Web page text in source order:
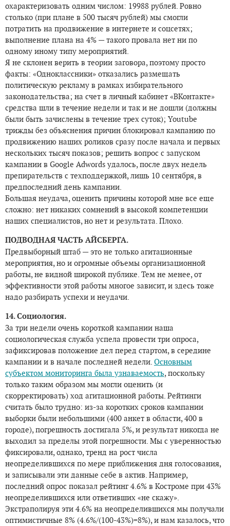
охарактеризовать одним числом: 19988 рублей. Ровно
столько (при плане в 500 тысяч рублей) мы смогли
потратить на продвижение в интернете и соцсетях;
выполнение плана на 4% — такого провала нет ни по
одному иному типу мероприятий.
Я не склонен верить в теории заговора, поэтому просто
факты: «Одноклассники» отказались размещать
политическую рекламу в рамках избирательного
законодательства; на счет в личный кабинет «ВКонтакте»
средства шли в течение недели и так и не дошли (должны
были быть зачислены в течение трех суток); Youtube
трижды без объяснения причин блокировал кампанию по
продвижению наших роликов сразу после начала и первых
нескольких тысяч показов; решить вопрос с запуском
кампании в Google Adwords удалось, после двух недель
препирательств с техподдержкой, лишь 10 сентября, в
предпоследний день кампании.
Большая неудача, оценить причины которой мне все еще
сложно: нет никаких сомнений в высокой компетенции
наших специалистов, но нет и результата. Плохо.
ПОДВОДНАЯ ЧАСТЬ АЙСБЕРГА.
Предвыборный штаб — это не только агитационные
мероприятия, но и огромные объемы организационной
работы, не видной широкой публике. Тем не менее, от
эффективности этой работы многое зависит, и здесь тоже
надо разбирать успехи и неудачи.
14. Социология.
За три недели очень короткой кампании наша
социологическая служба успела провести три опроса,
зафиксировав положение дел перед стартом, в середине
кампании и в начале последней недели. Основным
субъектом мониторинга была узнаваемость, поскольку
только таким образом мы могли оценить (и
скорректировать) ход агитационной работы. Рейтинги
считать было трудно: из-за коротких сроков кампании
выборки были небольшими (400 анкет в области, 400 в
городе), погрешность достигала 5%, и результат никогда не
выходил за пределы этой погрешности. Мы с уверенностью
фиксировали, однако, тренд на рост числа
неопределившихся по мере приближения дня голосования,
и записывали эти данные себе в актив. Например,
последний опрос показал рейтинг 4.6% в Костроме при 43%
неопределившихся или ответивших «не скажу».
Экстраполируя эти 4.6% на неопределившихся мы получали
оптимистичные 8% (4.6%/(100-43%)=8%), и нам казалось, что